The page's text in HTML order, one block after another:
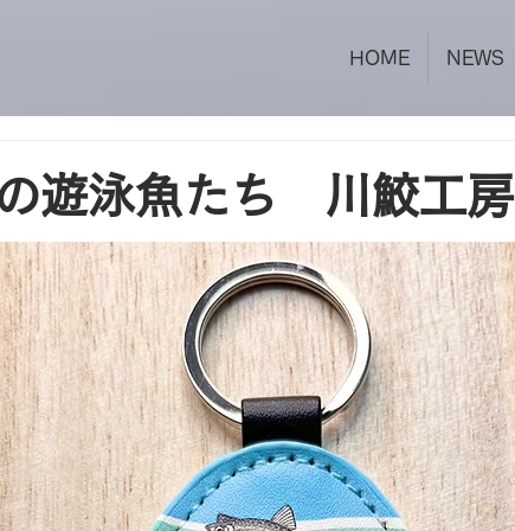
HOME NEWS
遊泳魚たち 川鮫工房